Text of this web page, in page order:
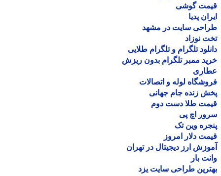
گوشی
پدیا
سایت در مشهد
نوزاد
تلگرام و تلگرام طلایی
ممبر تلگرام بدون ریزش
لوله و اتصالات
زنده جام جهانی
طلا دست دوم
اچ پی
وین تک
دلار امروز
ارز دیجیتال در تهران
بار
طراحی سایت یزد